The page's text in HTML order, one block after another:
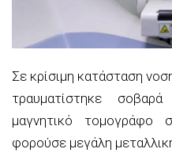
Σε κρίσιμη κατάσταση
τραυματίστηκε
μαγνητικό τομογράφο
φορούσε μεγάλη